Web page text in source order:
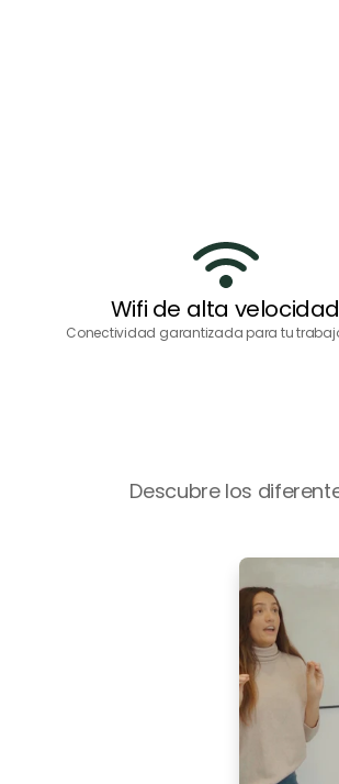
Wifi de alta velocidad
Conectividad garantizada para tu
Descubre los